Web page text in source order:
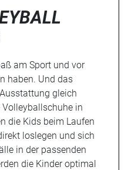
am Sport und vor
haben. Und das
gleich
in
die Kids beim Laufen
loslegen und sich
in der passenden
die Kinder optimal